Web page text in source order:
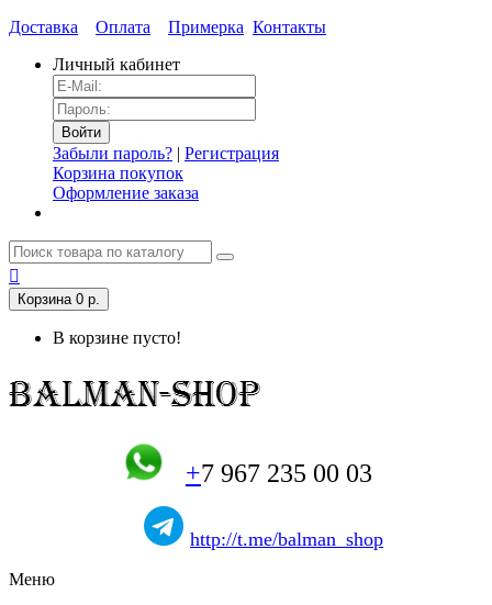
Доставка Оплата Примерка Контакты
Личный кабинет
Забыли пароль? | Регистрация
Корзина покупок
Оформление заказа
Корзина 0 р.
В корзине пусто!
+7 967 235 00 03
http://t.me/balman_shop
Меню